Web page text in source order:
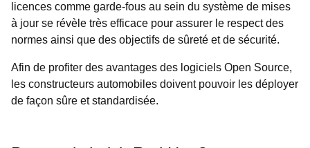
licences comme garde-fous au sein du système de mises
à jour se révèle très efficace pour assurer le respect des
normes ainsi que des objectifs de sûreté et de sécurité.
Afin de profiter des avantages des logiciels Open Source,
les constructeurs automobiles doivent pouvoir les déployer
de façon sûre et standardisée.